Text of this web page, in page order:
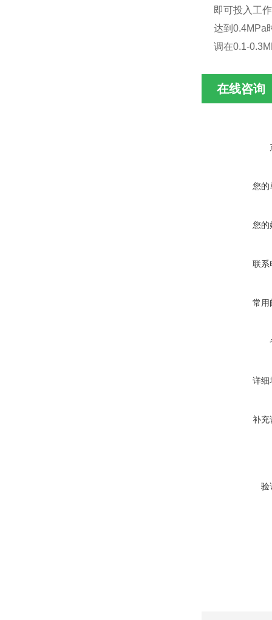
即可投入工
达到0.4MPa
调在0.1-
在线咨询
您的
您的
联系
常用
详细
补充
验